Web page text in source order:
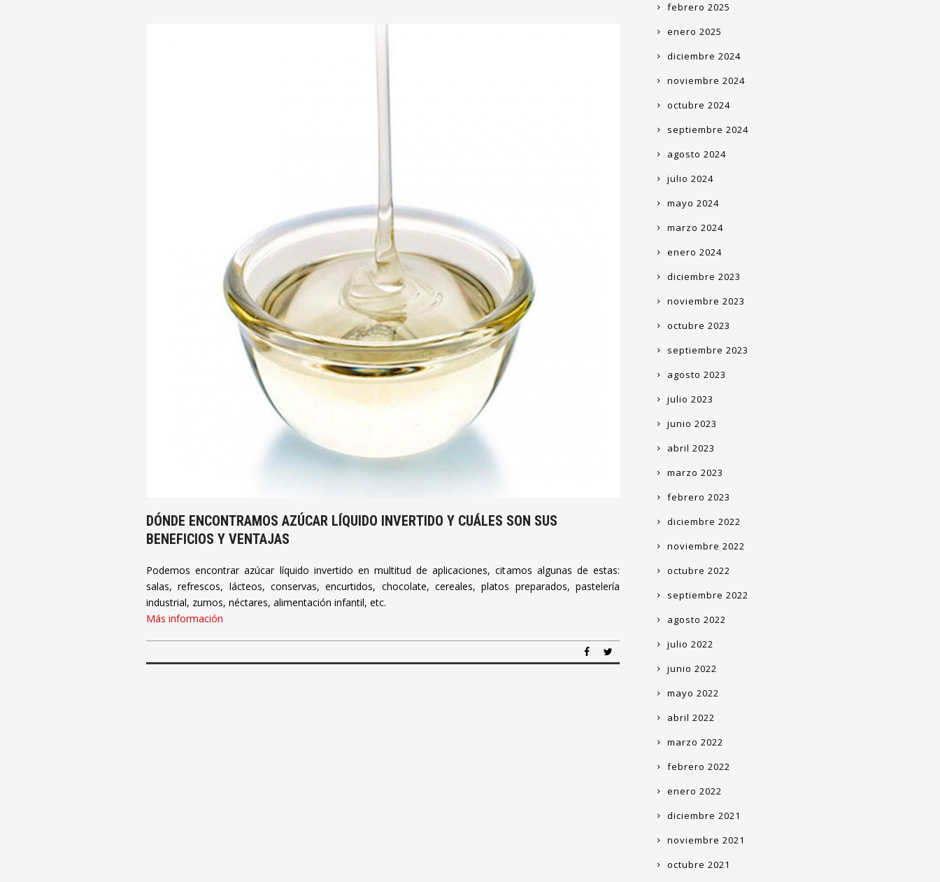
DÓNDE ENCONTRAMOS AZÚCAR LÍQUIDO INVERTIDO Y CUÁLES SON SUS
BENEFICIOS Y VENTAJAS
Podemos encontrar azúcar líquido invertido en multitud de aplicaciones, citamos algunas de estas:
salas, refrescos, lácteos, conservas, encurtidos, chocolate, cereales, platos preparados, pastelería
industrial, zumos, néctares, alimentación infantil, etc.
Más información
febrero 2025
enero 2025
diciembre 2024
noviembre 2024
octubre 2024
septiembre 2024
agosto 2024
julio 2024
mayo 2024
marzo 2024
enero 2024
diciembre 2023
noviembre 2023
octubre 2023
septiembre 2023
agosto 2023
julio 2023
junio 2023
abril 2023
marzo 2023
febrero 2023
diciembre 2022
noviembre 2022
octubre 2022
septiembre 2022
agosto 2022
julio 2022
junio 2022
mayo 2022
abril 2022
marzo 2022
febrero 2022
enero 2022
diciembre 2021
noviembre 2021
octubre 2021